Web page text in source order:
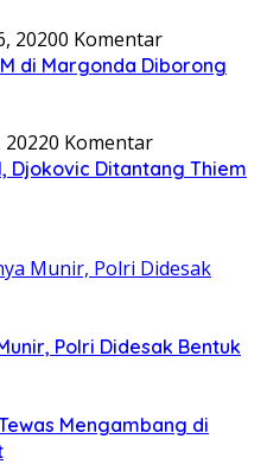
20200 Komentar
di Margonda Diborong
0 Komentar
Djokovic Ditantang Thiem
Polri Didesak Bentuk
Mengambang di